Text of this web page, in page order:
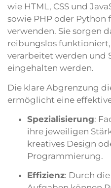
wie HTML, CSS und
sowie PHP oder Python
verwenden. Sie sorgen
reibungslos
verarbeitet werden und
eingehalten werden.
Die klare Abgrenzung
ermöglicht eine
Spezialisierung:
ihre jeweiligen
kreatives Design
Programmierung.
Effizienz: Durch